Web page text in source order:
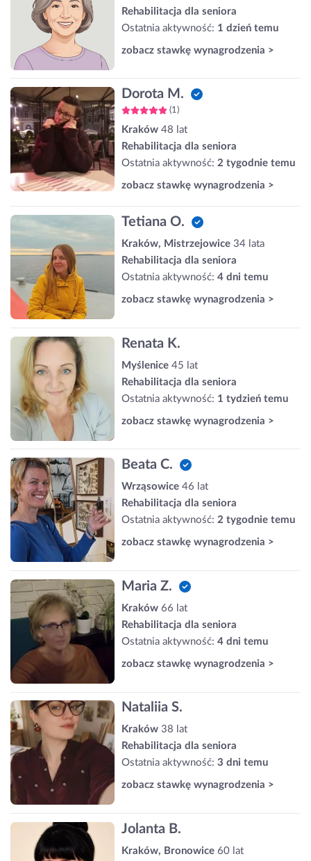
Rehabilitacja dla seniora
Ostatnia aktywność: 1 dzień temu
zobacz stawkę wynagrodzenia >
Dorota M.
(1)
Kraków 48 lat
Rehabilitacja dla seniora
Ostatnia aktywność: 2 tygodnie temu
zobacz stawkę wynagrodzenia >
Tetiana O.
Kraków, Mistrzejowice 34 lata
Rehabilitacja dla seniora
Ostatnia aktywność: 4 dni temu
zobacz stawkę wynagrodzenia >
Renata K.
Myślenice 45 lat
Rehabilitacja dla seniora
Ostatnia aktywność: 1 tydzień temu
zobacz stawkę wynagrodzenia >
Beata C.
Wrząsowice 46 lat
Rehabilitacja dla seniora
Ostatnia aktywność: 2 tygodnie temu
zobacz stawkę wynagrodzenia >
Maria Z.
Kraków 66 lat
Rehabilitacja dla seniora
Ostatnia aktywność: 4 dni temu
zobacz stawkę wynagrodzenia >
Nataliia S.
Kraków 38 lat
Rehabilitacja dla seniora
Ostatnia aktywność: 3 dni temu
zobacz stawkę wynagrodzenia >
Jolanta B.
Kraków, Bronowice 60 lat